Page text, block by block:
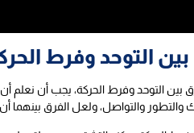
التوحد وفرط
بين التوحد وفرط الحركة، يجب أن
والتواصل، ولعل الفرق بينهما